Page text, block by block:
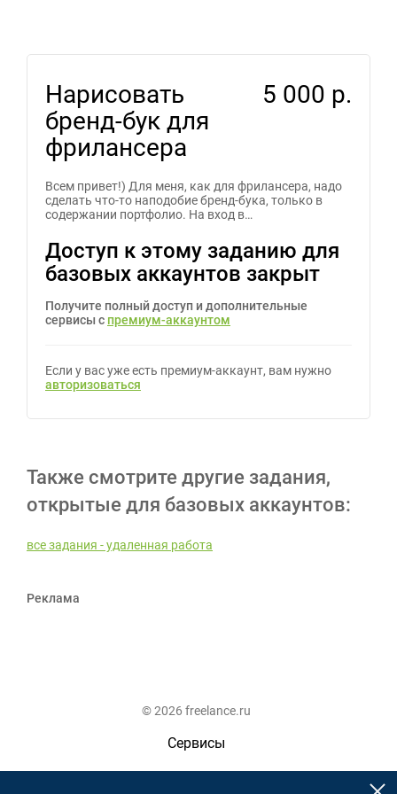
Нарисовать
бренд-бук для
фрилансера
5 000 р.
Всем привет!) Для меня, как для фрилансера, надо
сделать что-то наподобие бренд-бука, только в
содержании портфолио. На вход в…
Доступ к этому заданию для
базовых аккаунтов закрыт
Получите полный доступ и дополнительные
сервисы с премиум-аккаунтом
Если у вас уже есть премиум-аккаунт, вам нужно
авторизоваться
Также смотрите другие задания,
открытые для базовых аккаунтов:
все задания - удаленная работа
Реклама
© 2026 freelance.ru
Сервисы
Помощь